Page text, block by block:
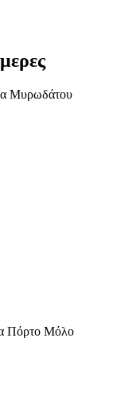
Μυρωδάτου
Πόρτο Μόλο